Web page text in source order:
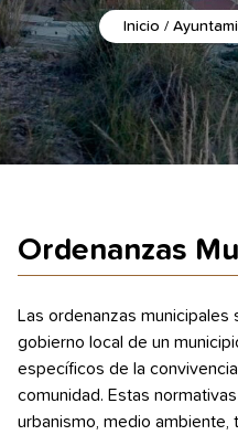
Inicio
Ordenanzas
Las ordenanzas
gobierno local de un
específicos de la
comunidad. Estas
urbanismo, medio